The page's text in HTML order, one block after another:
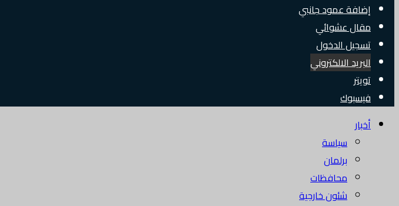
إضافة عمود جانبي
مقال عشوائي
تسجيل الدخول
البريد الالكتروني
تويتر
فيسبوك
أخبار
سياسة
برلمان
محافظات
شئون خارجية